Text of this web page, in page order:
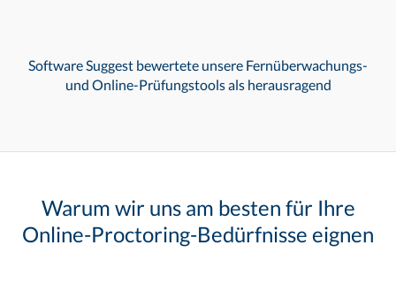
Software Suggest bewertete unsere Fernüberwachungs-
und Online-Prüfungstools als herausragend
Warum wir uns am besten für Ihre
Online-Proctoring-Bedürfnisse eignen